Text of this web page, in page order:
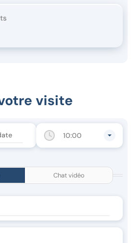
visite
10:00
Chat vidéo